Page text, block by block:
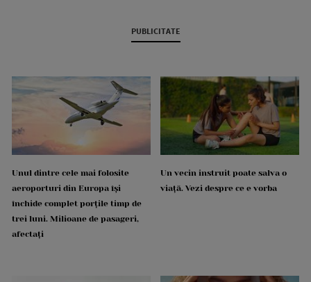
PUBLICITATE
Unul dintre cele mai folosite
aeroporturi din Europa își
închide complet porțile timp de
trei luni. Milioane de pasageri,
afectați
Un vecin instruit poate salva o
viață. Vezi despre ce e vorba